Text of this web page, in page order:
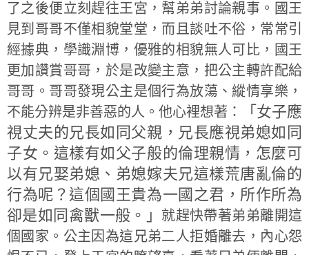
了之後便立刻趕往王宮，幫弟弟討論親事。國王
見到哥哥不僅相貌堂堂，而且談吐不俗，常常引
經據典，學識淵博，優雅的相貌無人可比，國王
更加讚賞哥哥，於是改變主意，把公主轉許配給
哥哥。哥哥發現公主是個行為放蕩、縱情享樂，
不能分辨是非善惡的人。他心裡想著：
「女子應
視丈夫的兄長如同父親，兄長應視弟媳如同
子女。這樣有如父子般的倫理親情，怎麼可
以有兄娶弟媳、弟媳嫁夫兄這樣荒唐亂倫的
行為呢？這個國王貴為一國之君，所作所為
卻是如同禽獸一般。」
就趕快帶著弟弟離開這
個國家。公主因為這兄弟二人拒婚離去，內心怨